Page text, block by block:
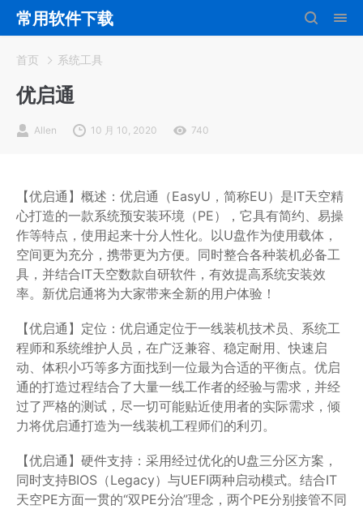
常用软件下载
首页 系统工具
优启通
Allen 10 月 10, 2020 740
【优启通】概述：优启通（EasyU，简称EU）是IT天空精
心打造的一款系统预安装环境（PE），它具有简约、易操
作等特点，使用起来十分人性化。以U盘作为使用载体，
空间更为充分，携带更为方便。同时整合各种装机必备工
具，并结合IT天空数款自研软件，有效提高系统安装效
率。新优启通将为大家带来全新的用户体验！
【优启通】定位：优启通定位于一线装机技术员、系统工
程师和系统维护人员，在广泛兼容、稳定耐用、快速启
动、体积小巧等多方面找到一位最为合适的平衡点。优启
通的打造过程结合了大量一线工作者的经验与需求，并经
过了严格的测试，尽一切可能贴近使用者的实际需求，倾
力将优启通打造为一线装机工程师们的利刃。
【优启通】硬件支持：采用经过优化的U盘三分区方案，
同时支持BIOS（Legacy）与UEFI两种启动模式。结合IT
天空PE方面一贯的“双PE分治”理念，两个PE分别接管不同